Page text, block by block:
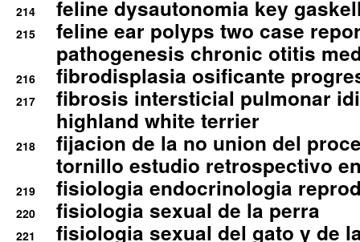
214 feline dysautonomia key
215
feline ear polyps two case
pathogenesis chronic otitis
216 fibrodisplasia osificante
217
fibrosis intersticial pulmonar
highland white terrier
218
fijacion de la no union del
tornillo estudio retrospectivo
219 fisiologia endocrinologia
220 fisiologia sexual de la perra
221 fisiologia sexual del gato y de